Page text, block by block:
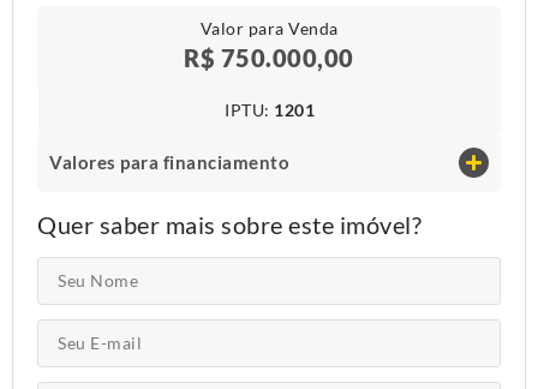
Valor para Venda
R$ 750.000,00
IPTU​: 1201
Valores para financiamento
Quer saber mais sobre este imóvel?